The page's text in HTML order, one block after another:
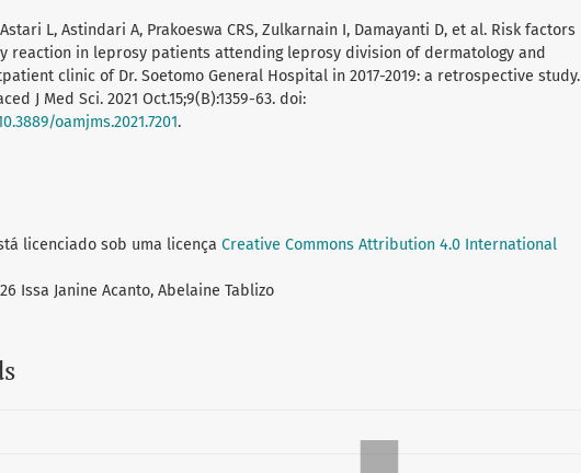
L, Astindari A, Prakoeswa CRS, Zulkarnain I, Damayanti D, et al. Risk factors
reaction in leprosy patients attending leprosy division of dermatology and
clinic of Dr. Soetomo General Hospital in 2017-2019: a retrospective study.
J Med Sci. 2021 Oct.15;9(B):1359-63. doi:
oamjms.2021.7201.
licenciado sob uma licença Creative Commons Attribution 4.0 International
Issa Janine Acanto, Abelaine Tablizo